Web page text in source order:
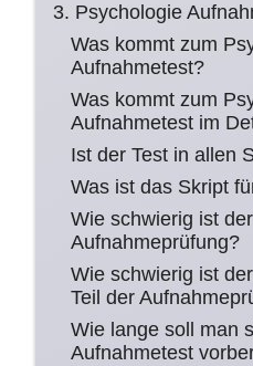
3. Psychologie
Was kommt zum
Aufnahmetest?
Was kommt zum
Aufnahmetest im
Ist der Test in allen
Was ist das Skript
Wie schwierig ist
Aufnahmeprüfung?
Wie schwierig ist
Teil der
Wie lange soll man
Aufnahmetest